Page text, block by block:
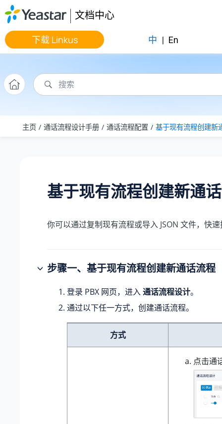
跳转到主要内容
文档中心
下载 Linkus 中 | En
主页 通话流程设计手册 通话流程配置 基于现有流程创建新
基于现有流程创建新通
你可以通过复制现有流程或导入 JSON 文件，快
步骤一、基于现有流程创建新通话流程
登录 PBX 网页，进入通话流程设计。
通过以下任一方式，创建通话流程。
方式
点击通